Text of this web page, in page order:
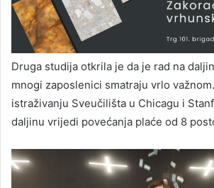
Druga studija otkrila je da je rad na
mnogi zaposlenici smatraju vrlo
istraživanju Sveučilišta u Chicagu i
daljinu vrijedi povećanja plaće od 8